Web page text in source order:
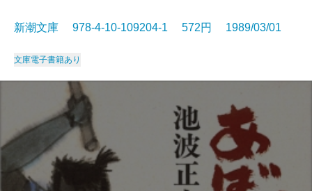
新潮文庫 978-4-10-109204-1 572円 1989/03/01
文庫電子書籍あり